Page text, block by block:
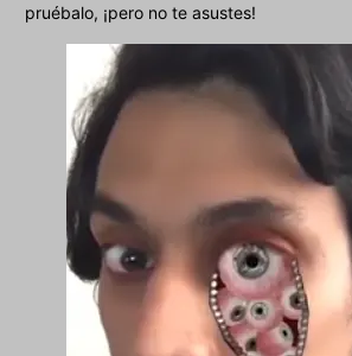
pruébalo, ¡pero no te asustes!